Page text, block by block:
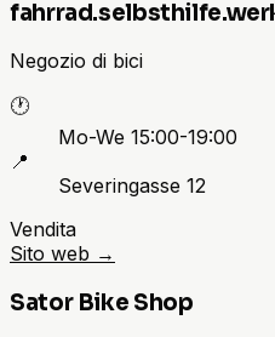
Negozio di bici
🕐
Mo-We 15:00-19:00
📍
Severingasse 12
Vendita
Sito web →
Sator Bike Shop